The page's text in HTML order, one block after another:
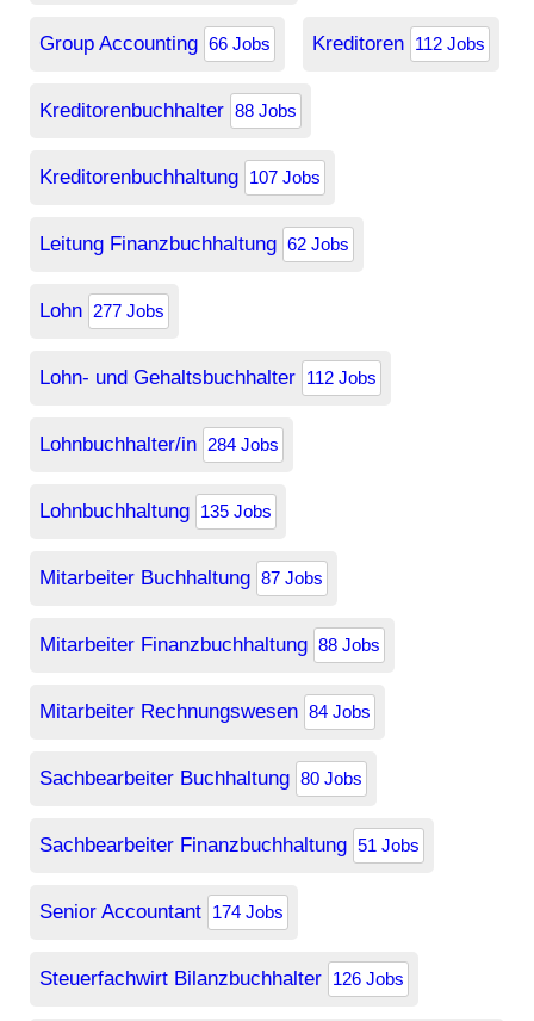
Group Accounting 66 Jobs Kreditoren 112 Jobs
Kreditorenbuchhalter 88 Jobs
Kreditorenbuchhaltung 107 Jobs
Leitung Finanzbuchhaltung 62 Jobs
Lohn 277 Jobs
Lohn- und Gehaltsbuchhalter 112 Jobs
Lohnbuchhalter/in 284 Jobs
Lohnbuchhaltung 135 Jobs
Mitarbeiter Buchhaltung 87 Jobs
Mitarbeiter Finanzbuchhaltung 88 Jobs
Mitarbeiter Rechnungswesen 84 Jobs
Sachbearbeiter Buchhaltung 80 Jobs
Sachbearbeiter Finanzbuchhaltung 51 Jobs
Senior Accountant 174 Jobs
Steuerfachwirt Bilanzbuchhalter 126 Jobs